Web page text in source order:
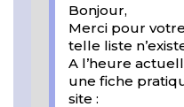
Bonjour,
Merci pour
telle liste
A l’heure
une fiche
site :